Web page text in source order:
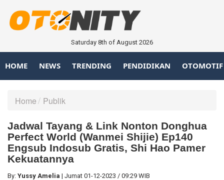
Saturday 8th of August 2026
HOME NEWS TRENDING PENDIDIKAN OTOMOTIF
Home Publik
Jadwal Tayang & Link Nonton Donghua
Perfect World (Wanmei Shijie) Ep140
Engsub Indosub Gratis, Shi Hao Pamer
Kekuatannya
By: Yussy Amelia | Jumat 01-12-2023 / 09:29 WIB